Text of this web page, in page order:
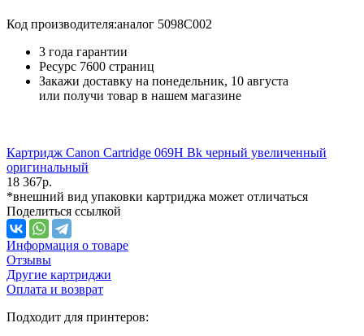
Код производителя:аналог 5098C002
3 года гарантии
Ресурс 7600 страниц
Закажи доставку на понедельник, 10 августа
или получи товар в нашем магазине
Картридж Canon Cartridge 069H Bk черный увеличенный
оригинальный
18 367р.
*внешний вид упаковки картриджа может отличаться
Поделиться ссылкой
Информация о товаре
Отзывы
Другие картриджи
Оплата и возврат
Подходит для принтеров: